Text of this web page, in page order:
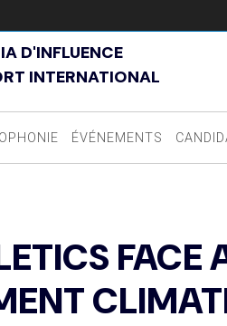
D'INFLUENCE
INTERNATIONAL
ÉVÉNEMENTS
FACE